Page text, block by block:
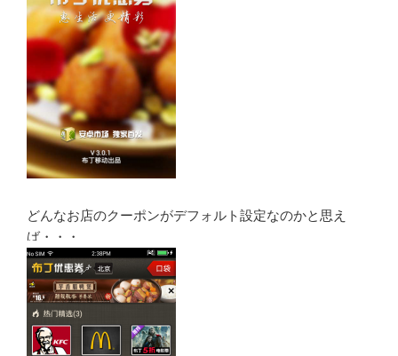
どんなお店のクーポンがデフォルト設定なのかと思え
ば・・・